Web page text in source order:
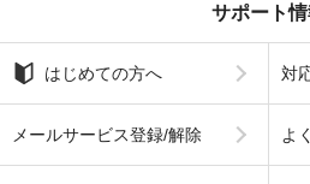
サポート情
はじめての方へ 対
メールサービス登録/解除 よ